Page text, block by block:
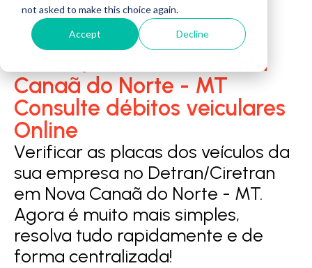
not asked to make this choice again.
Accept Decline
Detran/Ciretran em Nova
Canaã do Norte - MT
Consulte débitos veiculares
Online
Verificar as placas dos veículos da
sua empresa no Detran/Ciretran
em Nova Canaã do Norte - MT.
Agora é muito mais simples,
resolva tudo rapidamente e de
forma centralizada!